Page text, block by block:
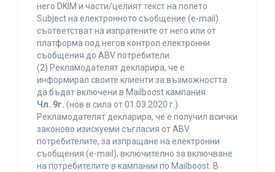
него DKIM и части/целият текст на полето
Subject на електронното съобщение (e-mail)
съответстват на изпратените от него или от
платформа под негов контрол електронни
съобщения до ABV потребители.
(2) Рекламодателят декларира, че е
информирал своите клиенти за възможността
да бъдат включени в Mailboost кампания.
Чл. 9г. (нов в сила от 01.03.2020 г.)
Рекламодателят декларира, че е получил всички
законово изискуеми съгласия от ABV
потребителите, за изпращане на електронни
съобщения (e-mail), включително за включване
на потребителите в кампании по Mailboost. В